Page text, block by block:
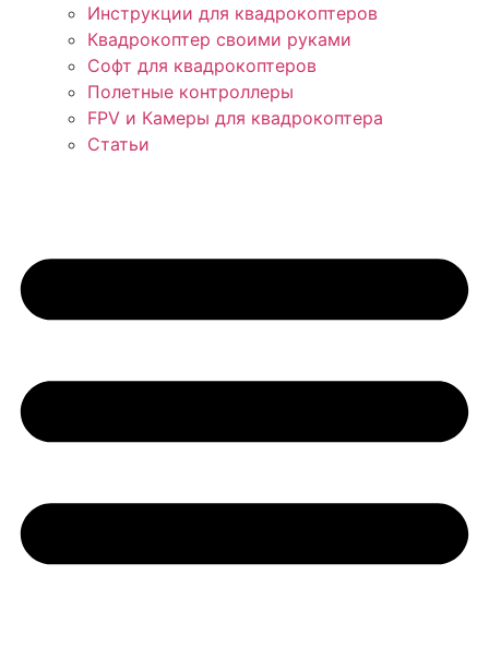
Инструкции для квадрокоптеров
Квадрокоптер своими руками
Софт для квадрокоптеров
Полетные контроллеры
FPV и Камеры для квадрокоптера
Статьи